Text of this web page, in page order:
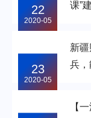
22
2020-05
课”
23
2020-05
新
兵，
【